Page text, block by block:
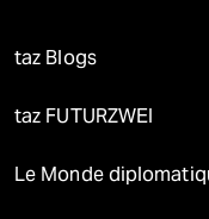
taz Blogs
taz FUTURZWEI
Le Monde